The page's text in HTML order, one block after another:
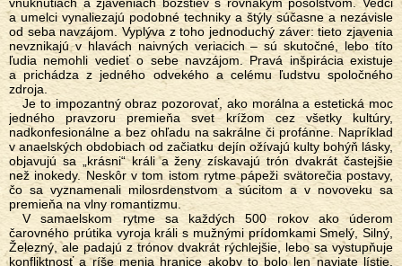
a umelci vynaliezajú podobné techniky a štýly súčasne a nezávisle
od seba navzájom. Vyplýva z toho jednoduchý záver: tieto zjavenia
nevznikajú v hlavách naivných veriacich – sú skutočné, lebo títo
ľudia nemohli vedieť o sebe navzájom. Pravá inšpirácia existuje
a prichádza z jedného odvekého a celému ľudstvu spoločného
zdroja.
Je to impozantný obraz pozorovať, ako morálna a estetická moc
jedného pravzoru premieňa svet krížom cez všetky kultúry,
nadkonfesionálne a bez ohľadu na sakrálne či profánne. Napríklad
v anaelských obdobiach od začiatku dejín ožívajú kulty bohýň lásky,
objavujú sa „krásni“ králi a ženy získavajú trón dvakrát častejšie
než inokedy. Neskôr v tom istom rytme pápeži svätorečia postavy,
čo sa vyznamenali milosrdenstvom a súcitom a v novoveku sa
premieňa na vlny romantizmu.
V samaelskom rytme sa každých 500 rokov ako úderom
čarovného prútika vyroja králi s mužnými prídomkami Smelý, Silný,
Železný, ale padajú z trónov dvakrát rýchlejšie, lebo sa vystupňuje
konfliktnosť a ríše menia hranice akoby to bolo len naviate lístie.